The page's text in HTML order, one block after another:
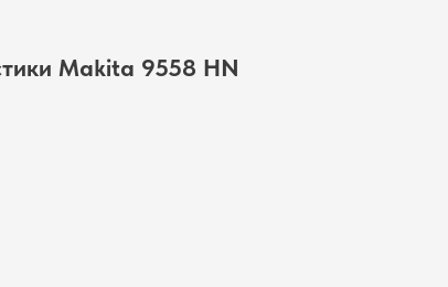
Makita 9558 HN